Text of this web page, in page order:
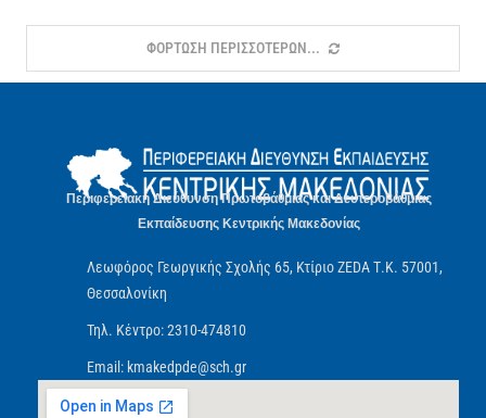
ΦΌΡΤΩΣΗ ΠΕΡΙΣΣΌΤΕΡΩΝ...
Περιφερειακή Διεύθυνση Πρωτοβάθμιας και Δευτεροβάθμιας
Εκπαίδευσης Κεντρικής Μακεδονίας
Λεωφόρος Γεωργικής Σχολής 65, Κτίριο ZEDA Τ.Κ. 57001,
Θεσσαλονίκη
Τηλ. Κέντρο: 2310-474810
Email: kmakedpde@sch.gr